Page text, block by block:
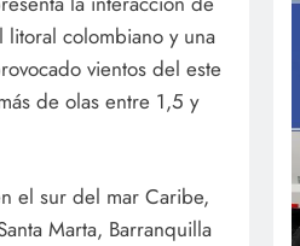
colombiano y una
vientos del este
de olas entre 1,5 y
el sur del mar Caribe,
Marta, Barranquilla